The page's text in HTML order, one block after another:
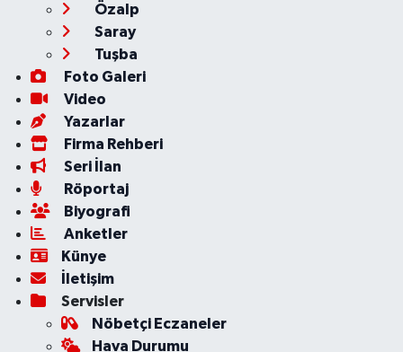
Özalp
Saray
Tuşba
Foto Galeri
Video
Yazarlar
Firma Rehberi
Seri İlan
Röportaj
Biyografi
Anketler
Künye
İletişim
Servisler
Nöbetçi Eczaneler
Hava Durumu